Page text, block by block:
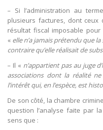
– Si l’administration au
plusieurs factures, dont
résultat fiscal imposable pour
« elle n’a jamais prétendu que
contraire qu’elle réalisait de
– Il « n’appartient pas au juge
associations dont la réalité
l’intérêt qui, en l’espèce, est
De son côté, la chambre
question l’analyse faite par
sens que :